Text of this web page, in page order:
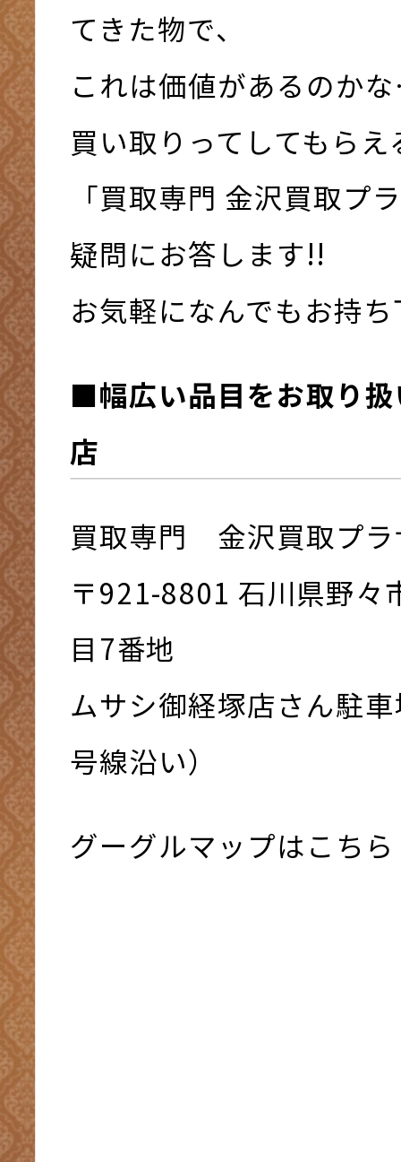
てきた物で、
これは価値があるのか
買い取りってしてもら
「買取専門 金沢買取プ
疑問にお答します!!
お気軽になんでもお持
■幅広い品目をお取り
店
買取専門 金沢買取プラ
〒921-8801 ⽯川県野々
⽬7番地
ムサシ御経塚店さん駐
号線沿い）
グーグルマップはこちら